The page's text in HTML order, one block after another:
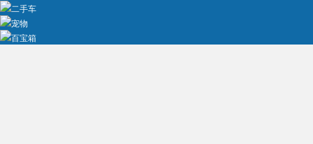
二手车
宠物
百宝箱